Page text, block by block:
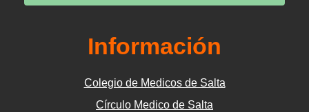
Información
Colegio de Medicos de Salta
Círculo Medico de Salta